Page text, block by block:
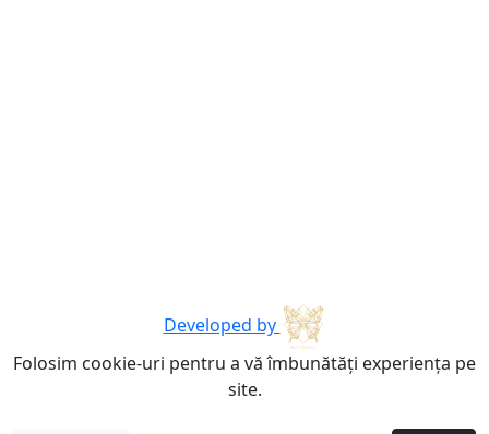
Developed by
Folosim cookie-uri pentru a vă îmbunătăți experiența pe
site.